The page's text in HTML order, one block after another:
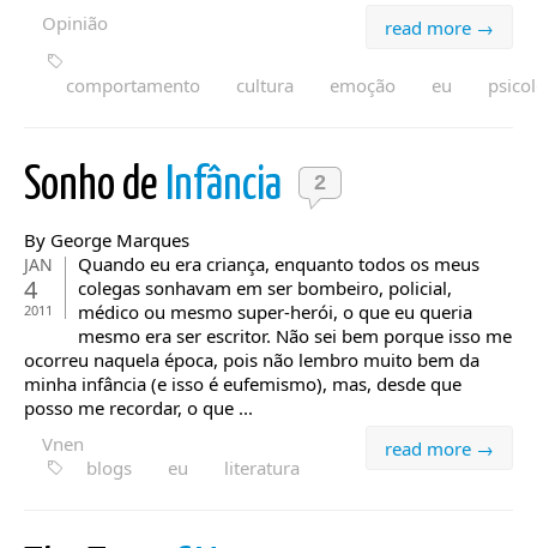
read more →
Opinião
comportamento cultura emoção eu
Sonho de Infância 2
By George Marques
JAN
4
2011
Quando eu era criança, enquanto todos os meus
colegas sonhavam em ser bombeiro, policial,
médico ou mesmo super-herói, o que eu queria
mesmo era ser escritor. Não sei bem porque isso me
ocorreu naquela época, pois não lembro muito bem da
minha infância (e isso é eufemismo), mas, desde que
posso me recordar, o que ...
read more →
Vnen
blogs
eu literatura